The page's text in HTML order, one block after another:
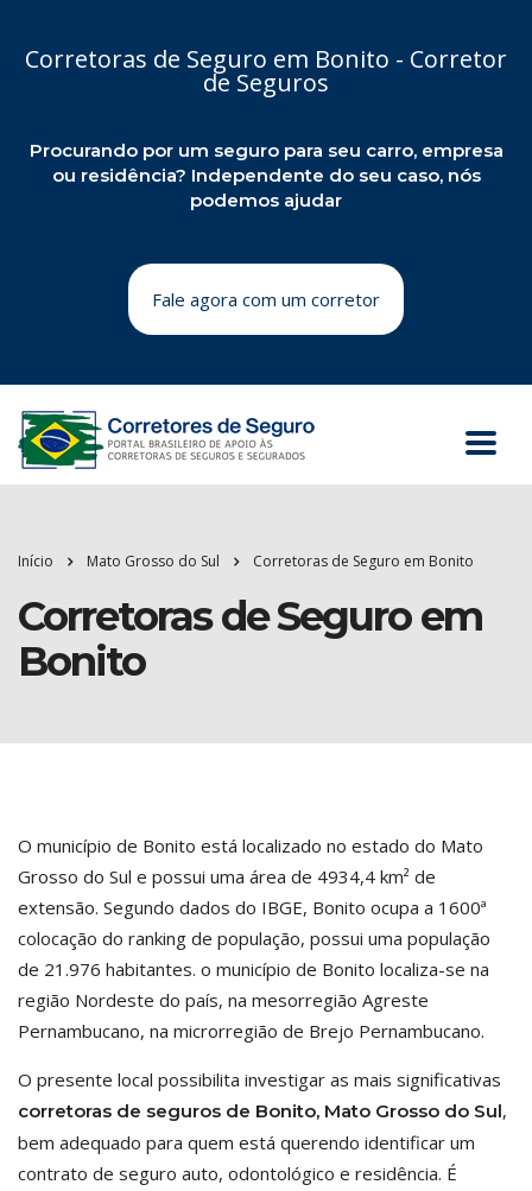
Corretoras de Seguro em Bonito - Corretor
de Seguros
Procurando por um seguro para seu carro, empresa
ou residência? Independente do seu caso, nós
podemos ajudar
Fale agora com um corretor
Início Mato Grosso do Sul Corretoras de Seguro em Bonito
Corretoras de Seguro em
Bonito
O município de Bonito está localizado no estado do Mato
Grosso do Sul e possui uma área de 4934,4 km² de
extensão. Segundo dados do IBGE, Bonito ocupa a 1600ª
colocação do ranking de população, possui uma população
de 21.976 habitantes. o município de Bonito localiza-se na
região Nordeste do país, na mesorregião Agreste
Pernambucano, na microrregião de Brejo Pernambucano.
O presente local possibilita investigar as mais significativas
corretoras de seguros de Bonito, Mato Grosso do Sul,
bem adequado para quem está querendo identificar um
contrato de seguro auto, odontológico e residência. É